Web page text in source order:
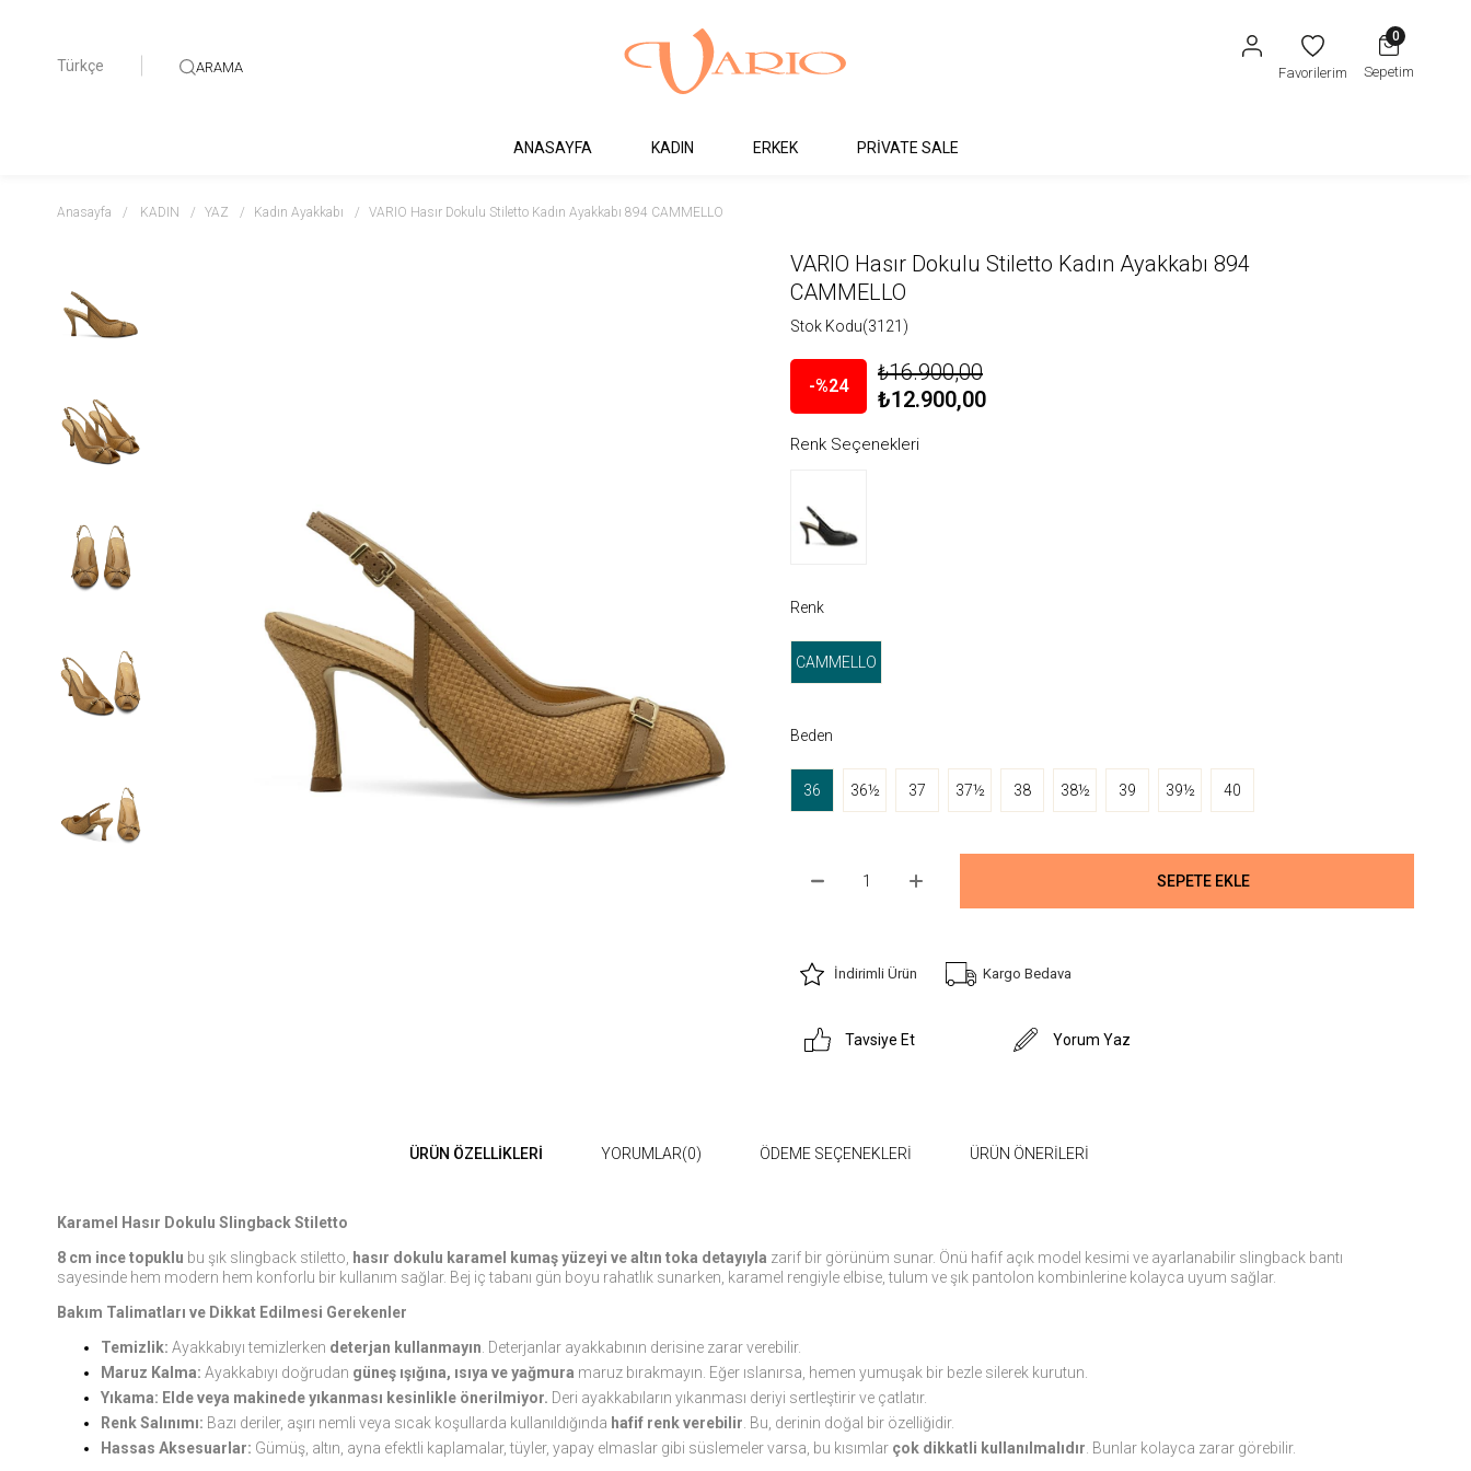
Türkçe Sepetim
0
Favorilerim
ARAMA
ANASAYFA KADIN ERKEK PRİVATE SALE
Anasayfa KADIN YAZ Kadın Ayakkabı VARIO Hasır Dokulu Stiletto Kadın Ayakkabı 894 CAMMELLO
VARIO Hasır Dokulu Stiletto Kadın Ayakkabı 894
CAMMELLO
Stok Kodu(3121)
24
₺16.900,00
₺12.900,00
Renk Seçenekleri
Renk
CAMMELLO
Beden
36 36½ 37 37½ 38 38½ 39 39½ 40
İndirimli Ürün Kargo Bedava
Tavsiye Et Yorum Yaz
ÜRÜN ÖZELLIKLERI YORUMLAR(0) ÖDEME SEÇENEKLERI ÜRÜN ÖNERILERI
Karamel Hasır Dokulu Slingback Stiletto
8 cm ince topuklu bu şık slingback stiletto, hasır dokulu karamel kumaş yüzeyi ve altın toka detayıyla zarif bir görünüm sunar. Önü hafif açık model kesimi ve ayarlanabilir slingback bantı
sayesinde hem modern hem konforlu bir kullanım sağlar. Bej iç tabanı gün boyu rahatlık sunarken, karamel rengiyle elbise, tulum ve şık pantolon kombinlerine kolayca uyum sağlar.
Bakım Talimatları ve Dikkat Edilmesi Gerekenler
Temizlik: Ayakkabıyı temizlerken deterjan kullanmayın . Deterjanlar ayakkabının derisine zarar verebilir.
Maruz Kalma: Ayakkabıyı doğrudan güneş ışığına, ısıya ve yağmura maruz bırakmayın. Eğer ıslanırsa, hemen yumuşak bir bezle silerek kurutun.
Yıkama: Elde veya makinede yıkanması kesinlikle önerilmiyor. Deri ayakkabıların yıkanması deriyi sertleştirir ve çatlatır.
Renk Salınımı: Bazı deriler, aşırı nemli veya sıcak koşullarda kullanıldığında hafif renk verebilir . Bu, derinin doğal bir özelliğidir.
Hassas Aksesuarlar: Gümüş, altın, ayna efektli kaplamalar, tüyler, yapay elmaslar gibi süslemeler varsa, bu kısımlar çok dikkatli kullanılmalıdır . Bunlar kolayca zarar görebilir.